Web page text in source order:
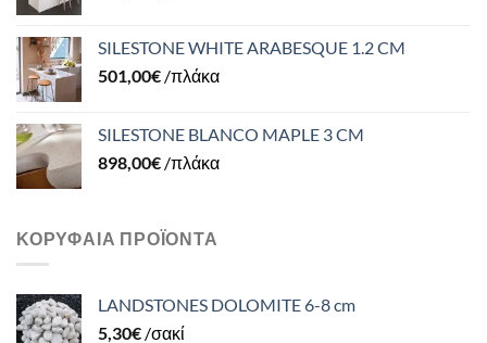
SILESTONE WHITE ARABESQUE 1.2 CM
501,00€ /πλάκα
SILESTONE BLANCO MAPLE 3 CM
898,00€ /πλάκα
ΚΟΡΥΦΑΊΑ ΠΡΟΪΌΝΤΑ
LANDSTONES DOLOMITE 6-8 cm
5,30€ /σακί